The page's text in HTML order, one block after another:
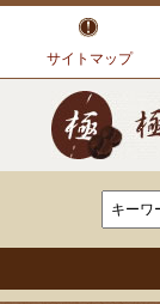
サイトマップ